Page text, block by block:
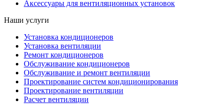
Аксессуары для вентиляционных установок
Наши услуги
Установка кондиционеров
Установка вентиляции
Ремонт кондиционеров
Обслуживание кондиционеров
Обслуживание и ремонт вентиляции
Проектирование систем кондиционирования
Проектирование вентиляции
Расчет вентиляции